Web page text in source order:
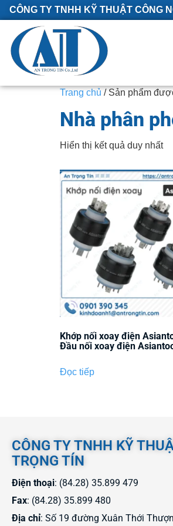
CÔNG TY TNHH KỸ THUẬT CÔNG
Trang chủ / Sản phẩm
Nhà phân
Hiển thị kết quả duy nhất
Khớp nối xoay điện
Đầu nối xoay điện
Đọc tiếp
CÔNG TY TNHH KỸ
TRỌNG TÍN
Điện thoại: (84.28) 35.899 479
Fax: (84.28) 35.899 480
Địa chỉ: Số 19 đường Xuân Thới